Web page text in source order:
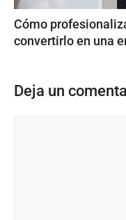
Cómo
convertirlo en una
Deja un